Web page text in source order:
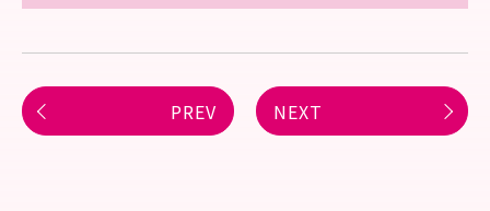
PREV NEXT